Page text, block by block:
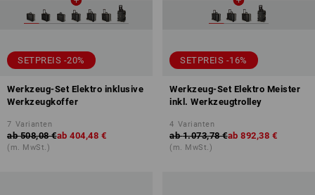
SETPREIS -20%
Werkzeug-Set Elektro inklusive
Werkzeugkoffer
7 Varianten
ab 508,08 €ab 404,48 €
(m. MwSt.)
SETPREIS -16%
Werkzeug-Set Elektro Meister
inkl. Werkzeugtrolley
4 Varianten
ab 1.073,78 €ab 892,38 €
(m. MwSt.)